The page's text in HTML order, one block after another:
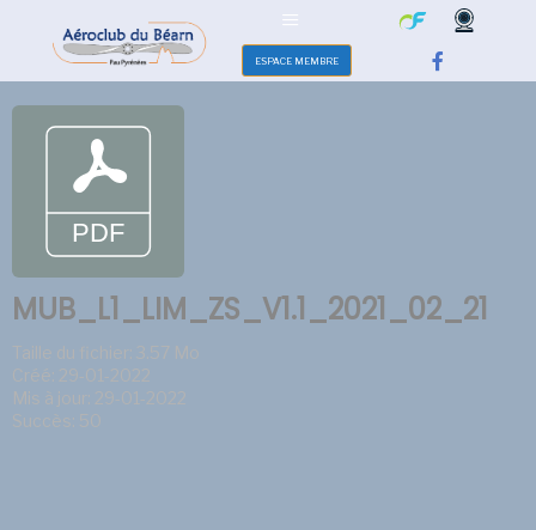
ESPACE MEMBRE
MUB_L1_LIM_ZS_V1.1_2021_02_21
Taille du fichier: 3.57 Mo
Créé: 29-01-2022
Mis à jour: 29-01-2022
Succès: 50